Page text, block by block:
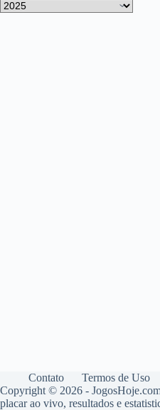
Contato Termos de Uso
Copyright © 2026 -
placar ao vivo, resultados e